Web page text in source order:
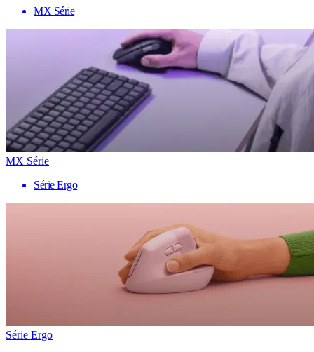
MX Série
MX Série
Série Ergo
Série Ergo